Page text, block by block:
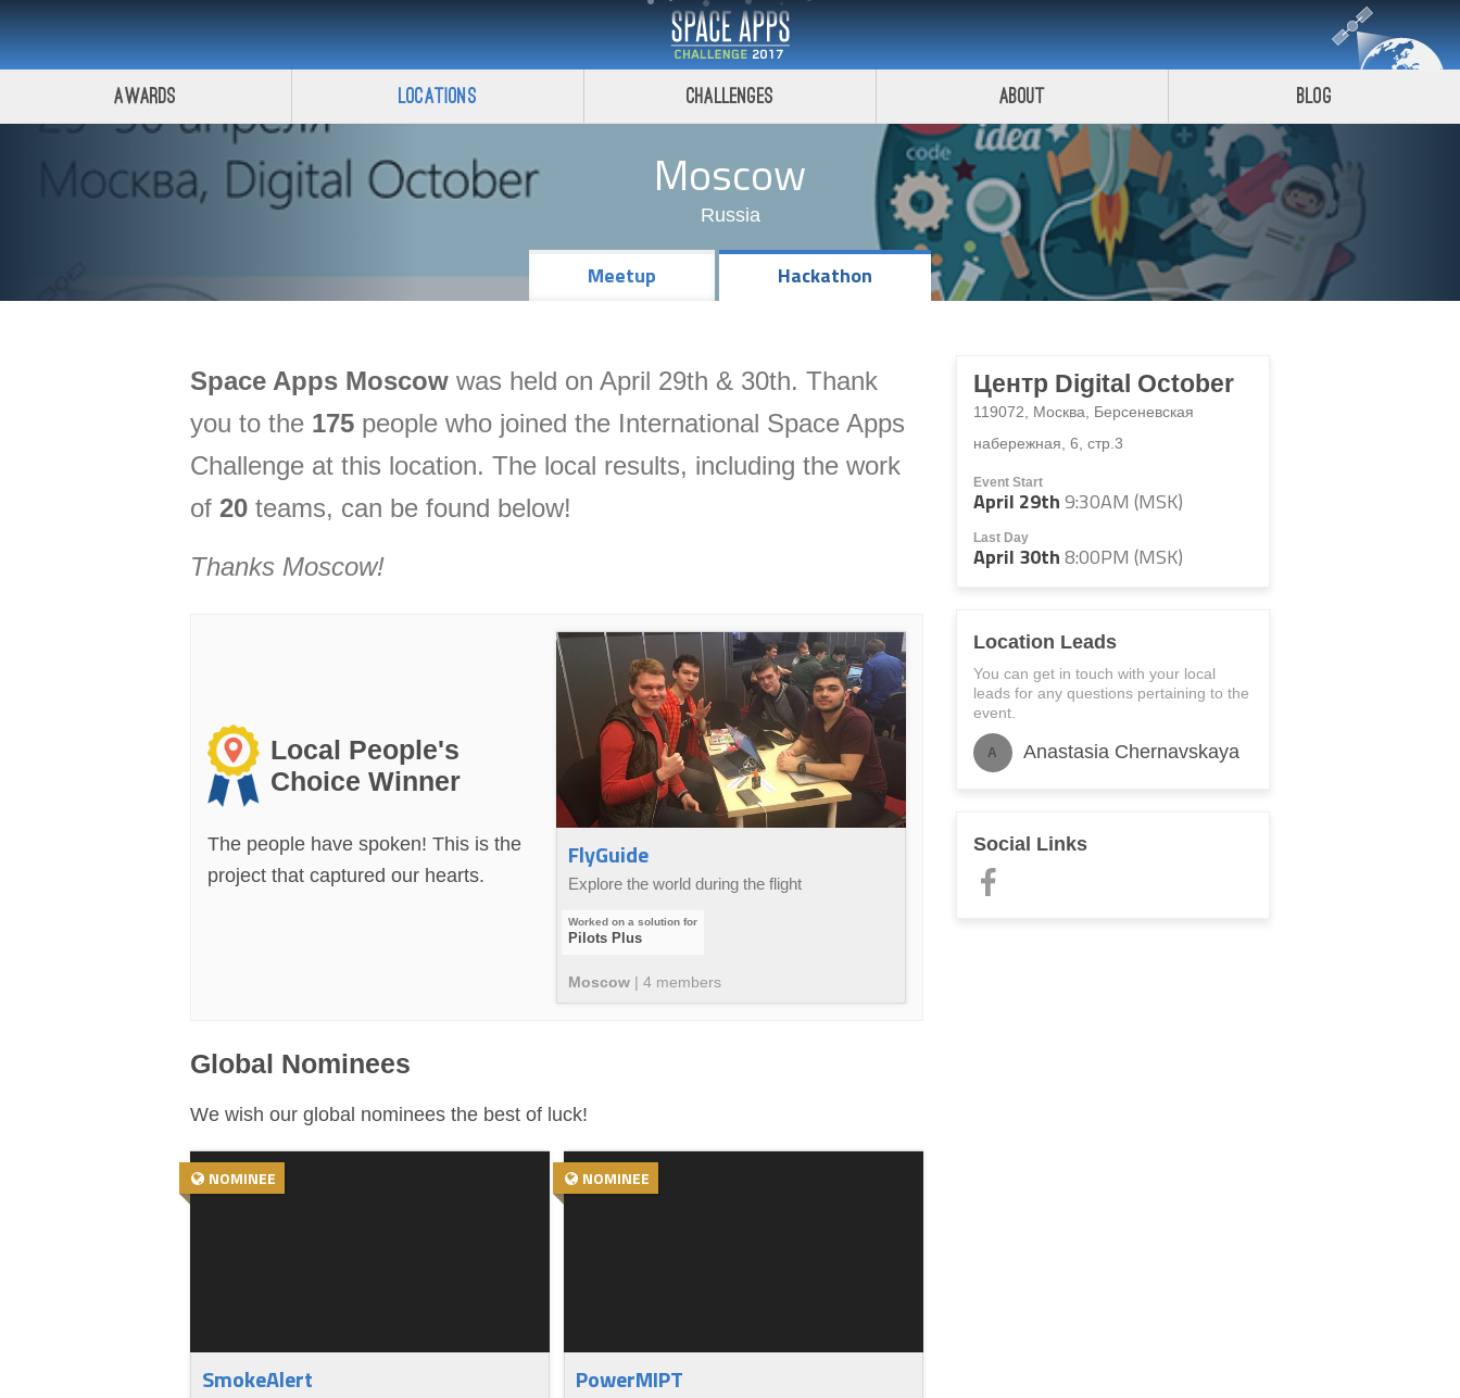
Awards Locations Challenges About Blog
Moscow
Russia
Meetup Hackathon
Space Apps Moscow was held on April 29th & 30th. Thank
you to the 175 people who joined the International Space Apps
Challenge at this location. The local results, including the work
of 20 teams, can be found below!
Thanks Moscow!
Local People's
Choice Winner
The people have spoken! This is the
project that captured our hearts.
FlyGuide
Explore the world during the flight
Pilots Plus
Moscow |4 members
Global Nominees
We wish our global nominees the best of luck!
NOMINEE
SmokeAlert
NOMINEE
PowerMIPT
Центр Digital October
119072, Москва, Берсеневская
набережная, 6, стр.3
Event Start
April 29th9:30AM (MSK)
Last Day
April 30th8:00PM (MSK)
Location Leads
You can get in touch with your local
leads for any questions pertaining to the
event.
A Anastasia Chernavskaya
Social Links